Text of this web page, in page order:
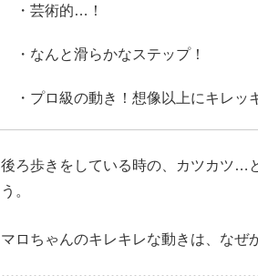
・芸術的…！
・なんと滑らかなステップ！
・プロ級の動き！想像以上にキレッ
後ろ歩きをしている時の、カツカツ…
う。
マロちゃんのキレキレな動きは、なぜ